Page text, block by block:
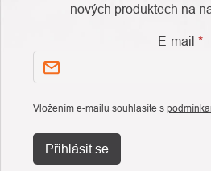
nových produktech na
E-mail
Vložením e-mailu souhlasíte s
Přihlásit se